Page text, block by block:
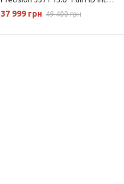
Core i9-12900H NVIDIA Quadro
T600 RAM 32 ГБ SSD 1 ТБ
37 999 грн 49 400 грн